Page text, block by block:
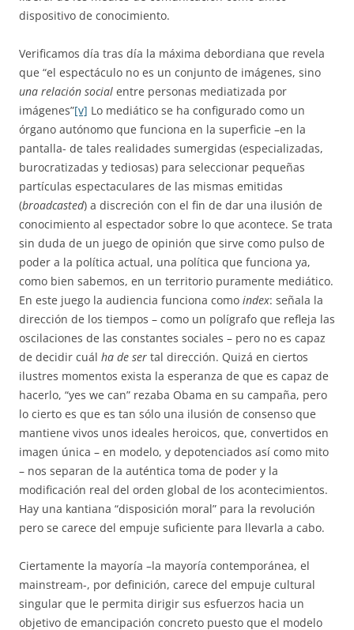
dispositivo de conocimiento.
Verificamos día tras día la máxima debordiana que revela
que “el espectáculo no es un conjunto de imágenes, sino
una relación social entre personas mediatizada por
imágenes”[v] Lo mediático se ha configurado como un
órgano autónomo que funciona en la superficie –en la
pantalla- de tales realidades sumergidas (especializadas,
burocratizadas y tediosas) para seleccionar pequeñas
partículas espectaculares de las mismas emitidas
(broadcasted) a discreción con el fin de dar una ilusión de
conocimiento al espectador sobre lo que acontece. Se trata
sin duda de un juego de opinión que sirve como pulso de
poder a la política actual, una política que funciona ya,
como bien sabemos, en un territorio puramente mediático.
En este juego la audiencia funciona como index: señala la
dirección de los tiempos – como un polígrafo que refleja las
oscilaciones de las constantes sociales – pero no es capaz
de decidir cuál ha de ser tal dirección. Quizá en ciertos
ilustres momentos exista la esperanza de que es capaz de
hacerlo, “yes we can” rezaba Obama en su campaña, pero
lo cierto es que es tan sólo una ilusión de consenso que
mantiene vivos unos ideales heroicos, que, convertidos en
imagen única – en modelo, y depotenciados así como mito
– nos separan de la auténtica toma de poder y la
modificación real del orden global de los acontecimientos.
Hay una kantiana “disposición moral” para la revolución
pero se carece del empuje suficiente para llevarla a cabo.
Ciertamente la mayoría –la mayoría contemporánea, el
mainstream-, por definición, carece del empuje cultural
singular que le permita dirigir sus esfuerzos hacia un
objetivo de emancipación concreto puesto que el modelo